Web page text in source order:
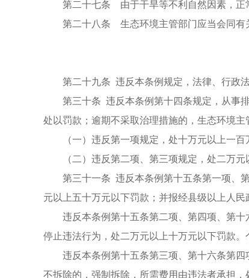
第二十七条 由于干旱等不利自然因素，正
第二十八条 生态环境主管部门应当会同有
第二十九条 违反本条例规定，法律、行政
第三十条 违反本条例第十四条规定，从事
处以罚款；逾期不采取治理措施的，生态环境
（一）违反第一项规定，处十万元以上一
（二）违反第二项、第三项规定，处二万元
第三十一条 违反本条例第十五条第一项、
元以上五十万元以下罚款；并报经县级以上人民
违反本条例第十五条第二项、第四项、第
停止违法行为，处二万元以上十万元以下罚款
违反本条例第十五条第三项、第十六条第
不拆除的，强制拆除，所需费用由违法者承担